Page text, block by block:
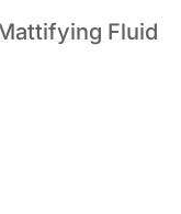
Fluid